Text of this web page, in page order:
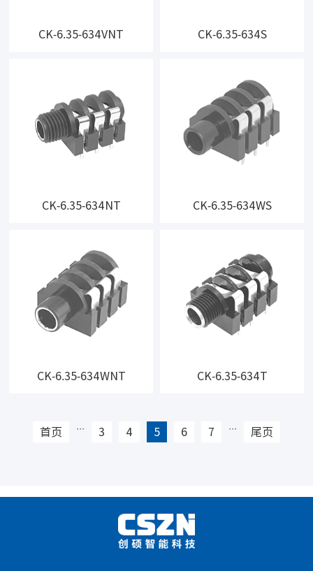
CK-6.35-634VNT CK-6.35-634S
CK-6.35-634NT CK-6.35-634WS
CK-6.35-634WNT CK-6.35-634T
首页 ··· 3 4 5 6 7 ··· 尾页